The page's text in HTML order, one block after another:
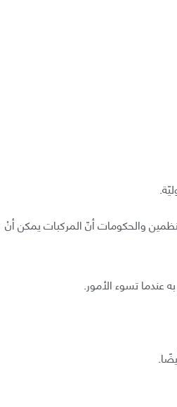
والحكومات أنّ المركبات يمكن أنْ
عندما تسوء الأمور.